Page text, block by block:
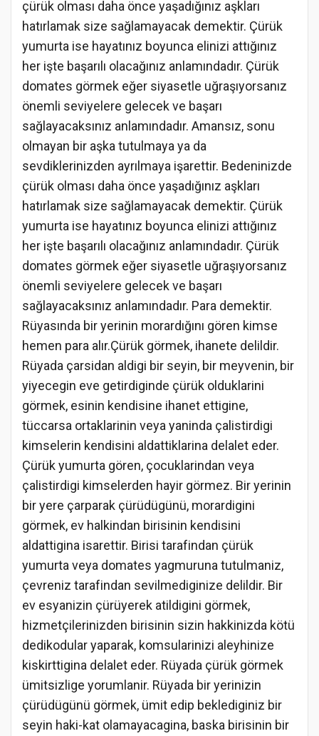
çürük olması daha önce yaşadığınız aşkları
hatırlamak size sağlamayacak demektir. Çürük
yumurta ise hayatınız boyunca elinizi attığınız
her işte başarılı olacağınız anlamındadır. Çürük
domates görmek eğer siyasetle uğraşıyorsanız
önemli seviyelere gelecek ve başarı
sağlayacaksınız anlamındadır. Amansız, sonu
olmayan bir aşka tutulmaya ya da
sevdiklerinizden ayrılmaya işarettir. Bedeninizde
çürük olması daha önce yaşadığınız aşkları
hatırlamak size sağlamayacak demektir. Çürük
yumurta ise hayatınız boyunca elinizi attığınız
her işte başarılı olacağınız anlamındadır. Çürük
domates görmek eğer siyasetle uğraşıyorsanız
önemli seviyelere gelecek ve başarı
sağlayacaksınız anlamındadır. Para demektir.
Rüyasında bir yerinin morardığını gören kimse
hemen para alır.Çürük görmek, ihanete delildir.
Rüyada çarsidan aldigi bir seyin, bir meyvenin, bir
yiyecegin eve getirdiginde çürük olduklarini
görmek, esinin kendisine ihanet ettigine,
tüccarsa ortaklarinin veya yaninda çalistirdigi
kimselerin kendisini aldattiklarina delalet eder.
Çürük yumurta gören, çocuklarindan veya
çalistirdigi kimselerden hayir görmez. Bir yerinin
bir yere çarparak çürüdügünü, morardigini
görmek, ev halkindan birisinin kendisini
aldattigina isarettir. Birisi tarafindan çürük
yumurta veya domates yagmuruna tutulmaniz,
çevreniz tarafindan sevilmediginize delildir. Bir
ev esyanizin çürüyerek atildigini görmek,
hizmetçilerinizden birisinin sizin hakkinizda kötü
dedikodular yaparak, komsularinizi aleyhinize
kiskirttigina delalet eder. Rüyada çürük görmek
ümitsizlige yorumlanir. Rüyada bir yerinizin
çürüdügünü görmek, ümit edip beklediginiz bir
seyin haki-kat olamayacagina, baska birisinin bir